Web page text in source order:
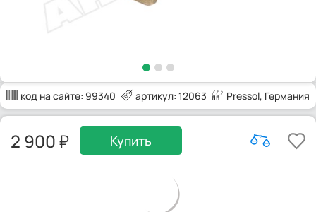
код на сайте: 99340 артикул: 12063 Pressol, Германия
2 900 Купить